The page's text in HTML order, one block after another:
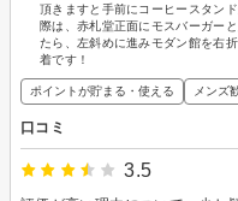
頂きますと手前にコーヒースタン
際は、赤札堂正面にモスバーガー
たら、左斜めに進みモダン館を右
着です！
ポイントが貯まる・使える メンズ
口コミ
3.5